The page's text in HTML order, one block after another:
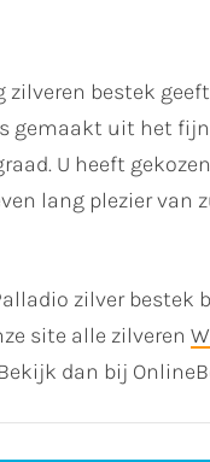
bestek
gemaakt uit het
U heeft
lang plezier van
zilver bestek
site alle zilveren
dan bij